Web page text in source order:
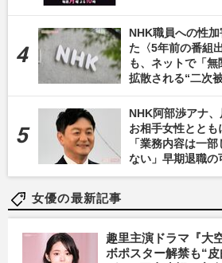
NHK職員への性
た〈5年前の番組
も、ネットで「
拡散される“二次
NHK阿部渉アナ
お相手女性ととも
「業務内容は一
ない」早期退職の
女優の最新記事
趣里主演ドラマ『大
ボポスター解禁も“